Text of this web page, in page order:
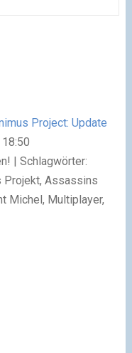
Project: Update
| Schlagwörter:
Projekt, Assassins
Michel, Multiplayer,